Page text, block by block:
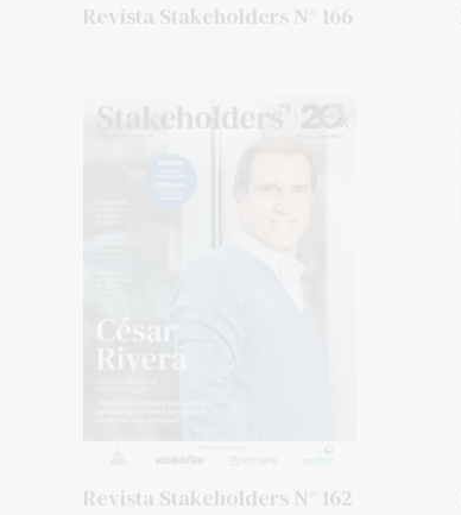
Revista Stakeholders N° 166
Revista Stakeholders N° 162